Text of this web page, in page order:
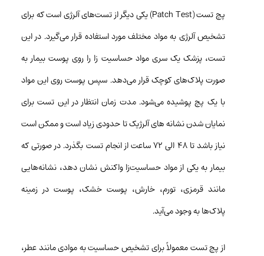
پچ تست (Patch Test) یکی دیگر از تست‌های آلرژی است که برای
تشخیص آلرژی به مواد مختلف مورد استفاده قرار می‌گیرد. در این
تست، پزشک یک سری مواد حساسیت ‌زا را روی پوست بیمار به
صورت پلاک‌های کوچک قرار می‌دهد. سپس پوست روی این مواد
با یک پچ پوشیده می‌شود. مدت زمان انتظار در این تست برای
نمایان شدن نشانه های آلرژیک تا حدودی زیاد است و ممکن است
نیاز باشد تا ۴۸ الی ۷۲ ساعت از انجام تست بگذرد. در صورتی که
بیمار به یکی از مواد حساسیت‌زا واکنش نشان دهد، نشانه‌هایی
مانند قرمزی، تورم، خارش، پوست خشک، پوست در زمینه
پلاک‌ها به وجود می‌آید.
از پچ تست معمولاً برای تشخیص حساسیت به موادی مانند عطر،